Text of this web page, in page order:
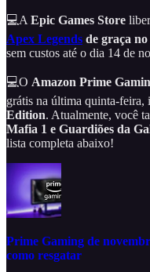
💻A Epic Games Store
Apex Legends de graça
sem custos até o dia 14 de
💻O Amazon Prime
grátis na última quinta-feira,
Edition. Atualmente, você
Mafia 1 e Guardiões da
lista completa abaixo!
Prime Gaming de
como resgatar